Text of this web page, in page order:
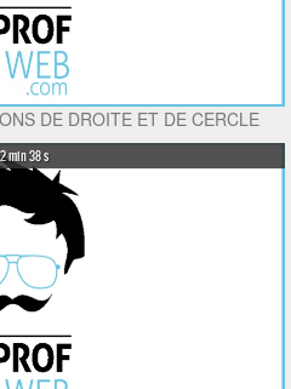
DE DROITE ET DE CERCLE
2 min 38 s